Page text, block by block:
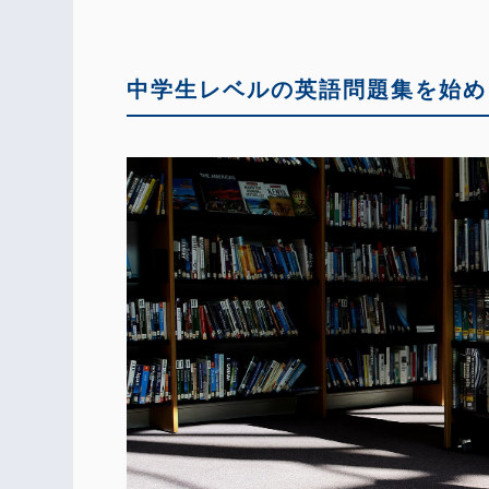
中学生レベルの英語問題集を始